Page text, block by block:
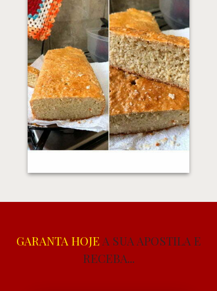
GARANTA HOJE A SUA APOSTILA E
RECEBA...